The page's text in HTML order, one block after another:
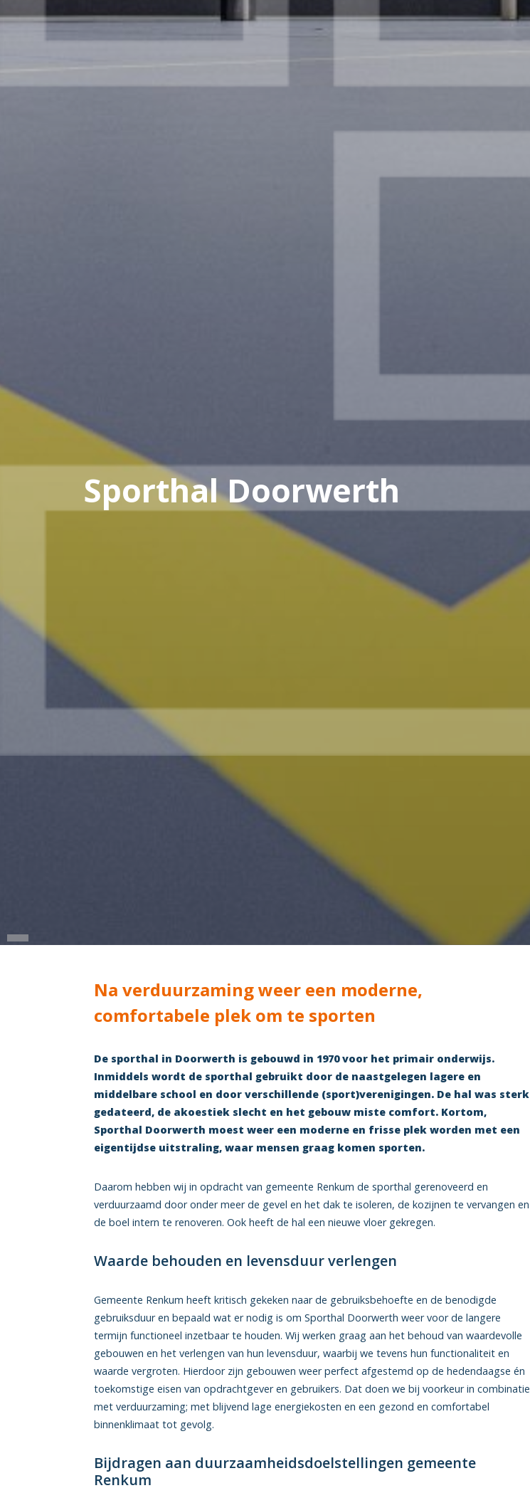
Sporthal Doorwerth
Na verduurzaming weer een moderne,
comfortabele plek om te sporten
De sporthal in Doorwerth is gebouwd in 1970 voor het primair onderwijs.
Inmiddels wordt de sporthal gebruikt door de naastgelegen lagere en
middelbare school en door verschillende (sport)verenigingen. De hal was sterk
gedateerd, de akoestiek slecht en het gebouw miste comfort. Kortom,
Sporthal Doorwerth moest weer een moderne en frisse plek worden met een
eigentijdse uitstraling, waar mensen graag komen sporten.
Daarom hebben wij in opdracht van gemeente Renkum de sporthal gerenoveerd en
verduurzaamd door onder meer de gevel en het dak te isoleren, de kozijnen te vervangen en
de boel intern te renoveren. Ook heeft de hal een nieuwe vloer gekregen.
Waarde behouden en levensduur verlengen
Gemeente Renkum heeft kritisch gekeken naar de gebruiksbehoefte en de benodigde
gebruiksduur en bepaald wat er nodig is om Sporthal Doorwerth weer voor de langere
termijn functioneel inzetbaar te houden. Wij werken graag aan het behoud van waardevolle
gebouwen en het verlengen van hun levensduur, waarbij we tevens hun functionaliteit en
waarde vergroten. Hierdoor zijn gebouwen weer perfect afgestemd op de hedendaagse én
toekomstige eisen van opdrachtgever en gebruikers. Dat doen we bij voorkeur in combinatie
met verduurzaming; met blijvend lage energiekosten en een gezond en comfortabel
binnenklimaat tot gevolg.
Bijdragen aan duurzaamheidsdoelstellingen gemeente
Renkum